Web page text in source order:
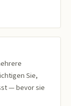
Sie,
— bevor sie